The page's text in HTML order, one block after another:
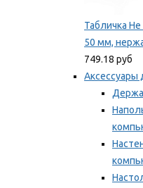
Табличка
50 мм,
749.18 руб
Аксессуары